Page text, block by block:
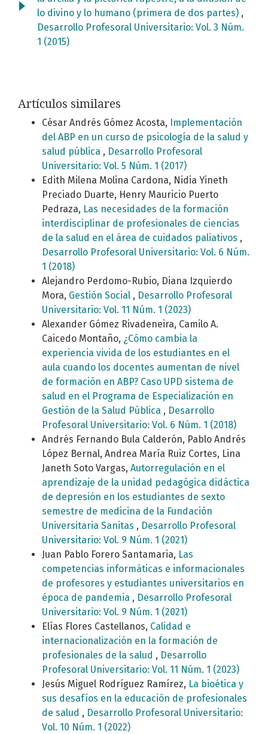
lo divino y lo humano (primera de dos partes) ,
Desarrollo Profesoral Universitario: Vol. 3 Núm.
1 (2015)
Artículos similares
César Andrés Gómez Acosta,
Implementación
del ABP en un curso de psicología de la salud y
salud pública , Desarrollo Profesoral
Universitario: Vol. 5 Núm. 1 (2017)
Edith Milena Molina Cardona, Nidia Yineth
Preciado Duarte, Henry Mauricio Puerto
Pedraza, Las necesidades de la formación
interdisciplinar de profesionales de ciencias
de la salud en el área de cuidados paliativos ,
Desarrollo Profesoral Universitario: Vol. 6 Núm.
1 (2018)
Alejandro Perdomo-Rubio, Diana Izquierdo
Mora, Gestión Social , Desarrollo Profesoral
Universitario: Vol. 11 Núm. 1 (2023)
Alexander Gómez Rivadeneira, Camilo A.
Caicedo Montaño, ¿Cómo cambia la
experiencia vivida de los estudiantes en el
aula cuando los docentes aumentan de nivel
de formación en ABP? Caso UPD sistema de
salud en el Programa de Especialización en
Gestión de la Salud Pública , Desarrollo
Profesoral Universitario: Vol. 6 Núm. 1 (2018)
Andrés Fernando Bula Calderón, Pablo Andrés
López Bernal, Andrea María Ruiz Cortes, Lina
Janeth Soto Vargas, Autorregulación en el
aprendizaje de la unidad pedagógica didáctica
de depresión en los estudiantes de sexto
semestre de medicina de la Fundación
Universitaria Sanitas , Desarrollo Profesoral
Universitario: Vol. 9 Núm. 1 (2021)
Juan Pablo Forero Santamaria, Las
competencias informáticas e informacionales
de profesores y estudiantes universitarios en
época de pandemia , Desarrollo Profesoral
Universitario: Vol. 9 Núm. 1 (2021)
Elías Flores Castellanos, Calidad e
internacionalización en la formación de
profesionales de la salud , Desarrollo
Profesoral Universitario: Vol. 11 Núm. 1 (2023)
Jesús Miguel Rodríguez Ramírez, La bioética y
sus desafíos en la educación de profesionales
de salud , Desarrollo Profesoral Universitario:
Vol. 10 Núm. 1 (2022)